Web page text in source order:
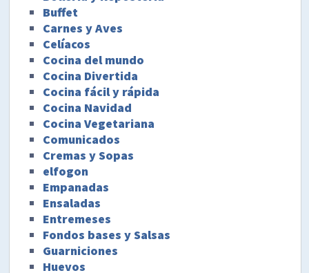
Buffet
Carnes y Aves
Celíacos
Cocina del mundo
Cocina Divertida
Cocina fácil y rápida
Cocina Navidad
Cocina Vegetariana
Comunicados
Cremas y Sopas
elfogon
Empanadas
Ensaladas
Entremeses
Fondos bases y Salsas
Guarniciones
Huevos